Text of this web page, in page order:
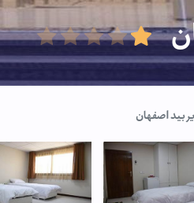
بید اصفهان